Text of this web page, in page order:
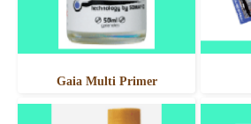
Gaia Multi Primer